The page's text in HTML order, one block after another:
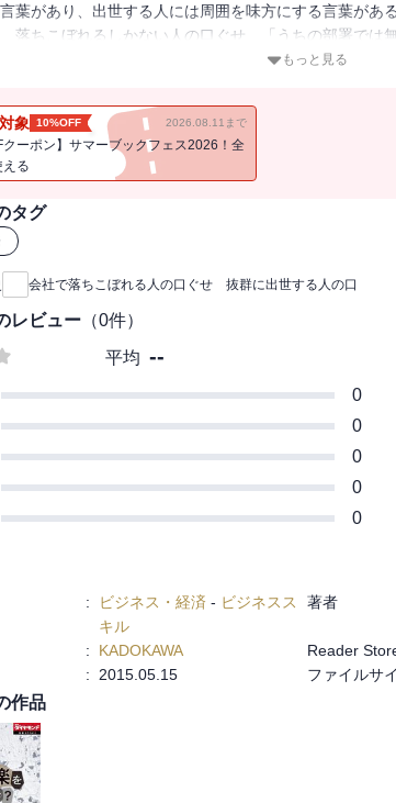
葉があり、出世する人には周囲を味方にする言葉があ
落ちこぼれるしかない人の口ぐせ 「うちの部署で
るよ」 ほか第２章 結局落ちこぼれる管理職の口ぐ
しようか？」 「それでは、君のよさが消えちゃう
もっと見る
象 10%OFF 2026.08.11まで
クーポン】サマーブックフェス2026！全
える
タグ
会社で落ちこぼれる人の口ぐせ 抜群に出世する人の口
レビュー （0件）
平均 --
0
0
0
0
0
: ビジネス・経済 - ビジネスス
キル
著者
: KADOKAWA Reader
: 2015.05.15 ファイルサ
作品